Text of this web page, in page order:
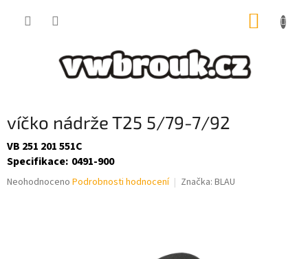
víčko nádrže T25 5/79-7/92
VB 251 201 551C
Specifikace: 0491-900
Průměrné
Neohodnoceno Podrobnosti hodnocení Značka: BLAU